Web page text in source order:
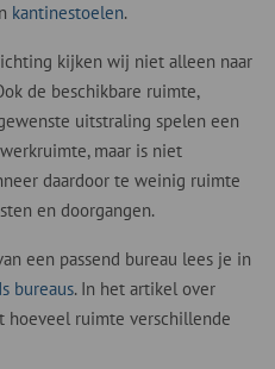
kantinestoelen.
kijken wij niet alleen naar
de beschikbare ruimte,
uitstraling spelen een
maar is niet
daardoor te weinig ruimte
en doorgangen.
een passend bureau lees je in
bureaus. In het artikel over
hoeveel ruimte verschillende